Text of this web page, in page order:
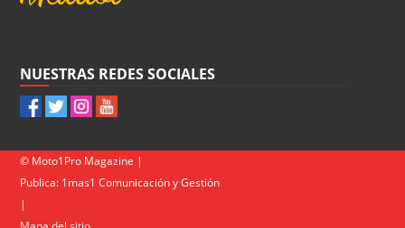
NUESTRAS REDES SOCIALES
© Moto1Pro Magazine |
Publica: 1mas1 Comunicación y Gestión
|